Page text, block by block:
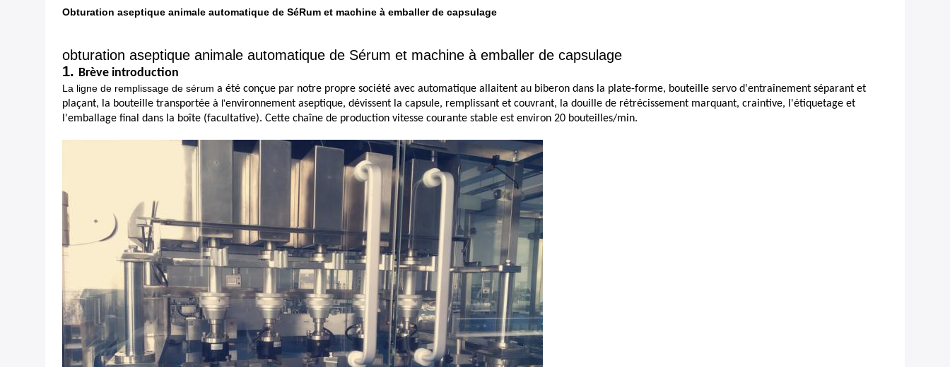
Obturation aseptique animale automatique de SéRum et machine à emballer de capsulage
obturation aseptique animale automatique de Sérum et machine à emballer de capsulage
1. Brève introduction
La ligne de remplissage de sérum a été conçue par notre propre société avec automatique allaitent au biberon dans la plate-forme, bouteille servo d'entraînement séparant et
plaçant, la bouteille transportée à l'environnement aseptique, dévissent la capsule, remplissant et couvrant, la douille de rétrécissement marquant, craintive, l'étiquetage et
l'emballage final dans la boîte (facultative). Cette chaîne de production vitesse courante stable est environ 20 bouteilles/min.